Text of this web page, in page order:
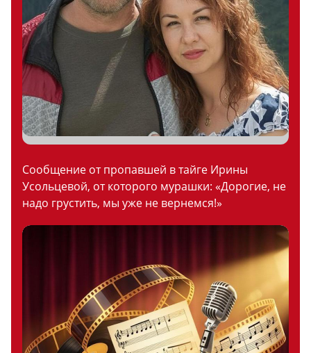
Сообщение от пропавшей в тайге Ирины
Усольцевой, от которого мурашки: «Дорогие, не
надо грустить, мы уже не вернемся!»